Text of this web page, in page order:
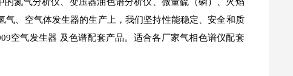
气、空气体发生器的生产上，我们坚持性能稳定、安全和质
空气发生器 及色谱配套产品。适合各厂家气相色谱仪配套